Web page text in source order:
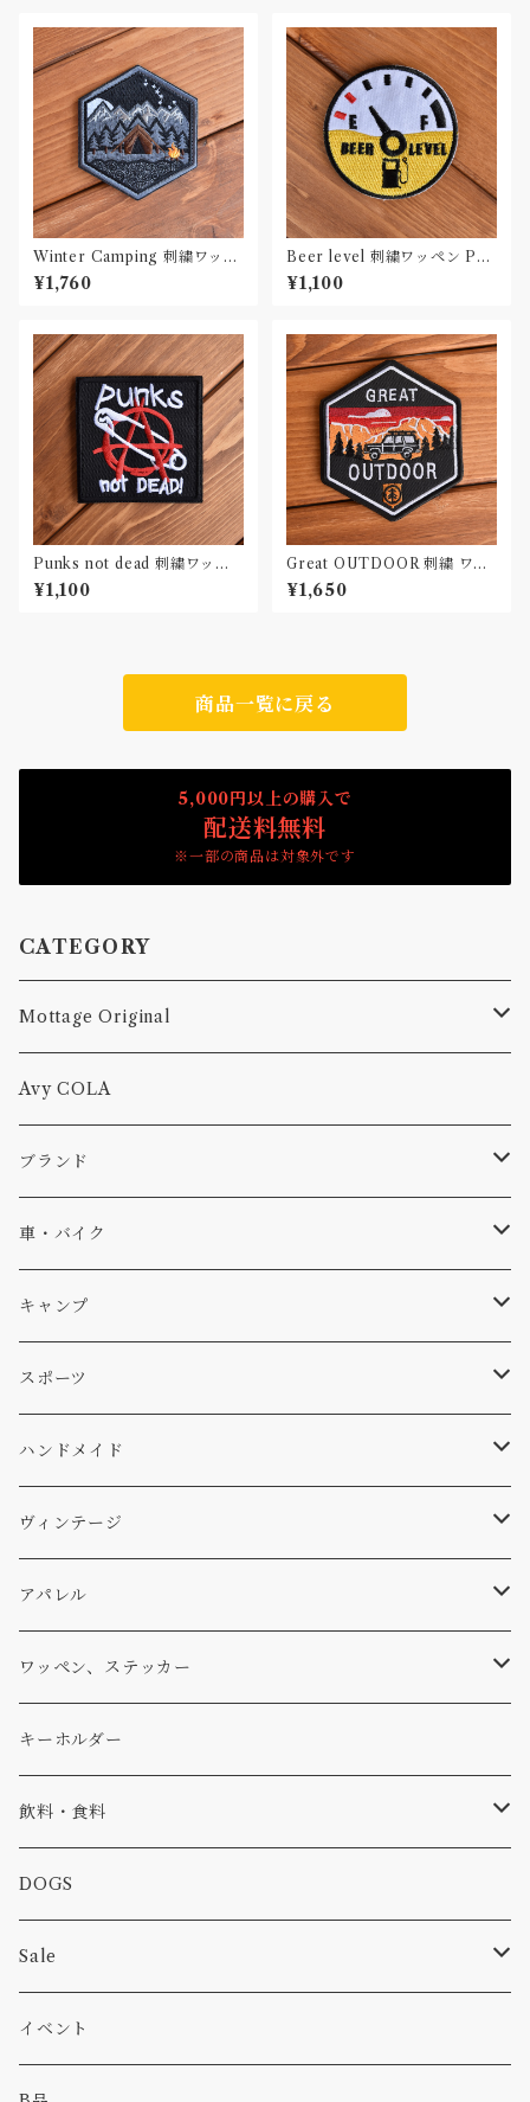
Winter Camping 刺繍ワッペ
ン Patch
¥1,760
Beer level 刺繍ワッペン Pat
ch
¥1,100
Punks not dead 刺繍ワッペ
ン Patch
¥1,100
Great OUTDOOR 刺繍 ワッ
ペン Patch
¥1,650
商品一覧に戻る
5,000円以上の購入で
配送料無料
※一部の商品は対象外です
CATEGORY
Mottage Original
Tシャツ
キャップ、ニット
ソックス
雑貨
ステッカー
バッグ
パンツ
パーカー・トレーナー
アウター
コラボ
食品
Avy COLA
ブランド
Db
サーフ
スキー
A-Frame
DOGS
WEAR
Four My Self
Ten
アメリカ軍払い下げ
...mura
車・バイク
車外
マット、シート
エアフレッシュナー
小物
ヘルメット
キャンプ
ファニチャー
キッチン
スリーピング
小物
コーヒー
焚き火
スポーツ
サーフ
スキー
ハンドメイド
ステッカー
ワッペン
小物
ヴィンテージ
ワッペン
ステッカー
小物
バイク
カー
アパレル
Tシャツ
キャップ、ニット
バッグ
小物
パンツ
パーカー・トレーナー
ワッペン、ステッカー
ワッペン
ステッカー
ピン
キーホルダー
飲料・食料
コーヒー
食べ物
DOGS
Sale
カー
イベント